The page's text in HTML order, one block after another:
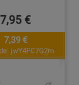
7,95 €
7,39 €
jwY4FC7G2m